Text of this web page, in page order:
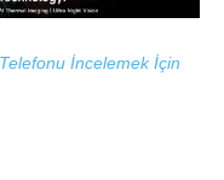
İncelemek İçin